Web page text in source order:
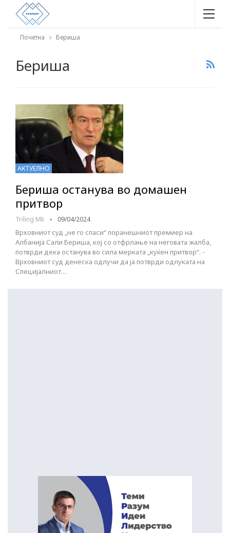
Почетна Бериша
Бериша
АКТУЕЛНО
Бериша останува во домашен
притвор
Triling Mk 09/04/2024
Врховниот суд „не го спаси“ поранешниот премиер на
Албанија Сали Бериша, кој со отфрлање на неговата жалба,
потврди дека останува во сила мерката „куќен притвор“. -
Врховниот суд денеска одлучи да ја потврди одлуката на
Специјалниот…